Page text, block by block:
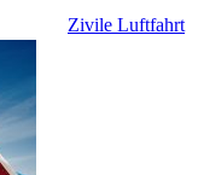
Zivile Luftfahrt